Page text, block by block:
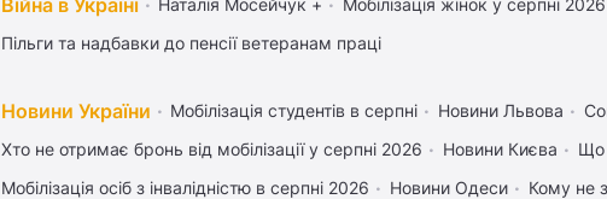
Війна в Україні Наталія Мосейчук + Мобілізація жінок у серпні 2026
Пільги та надбавки до пенсії ветеранам праці
Новини України Мобілізація студентів в серпні Новини Львова
Хто не отримає бронь від мобілізації у серпні 2026
Новини Києва Що
Мобілізація осіб з інвалідністю в серпні 2026
Новини Одеси Кому не